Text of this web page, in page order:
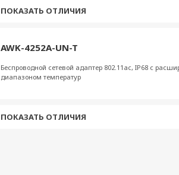
ПОКАЗАТЬ ОТЛИЧИЯ
AWK-4252A-UN-T
Беспроводной сетевой адаптер 802.11ac, IP68 с
диапазоном температур
ПОКАЗАТЬ ОТЛИЧИЯ